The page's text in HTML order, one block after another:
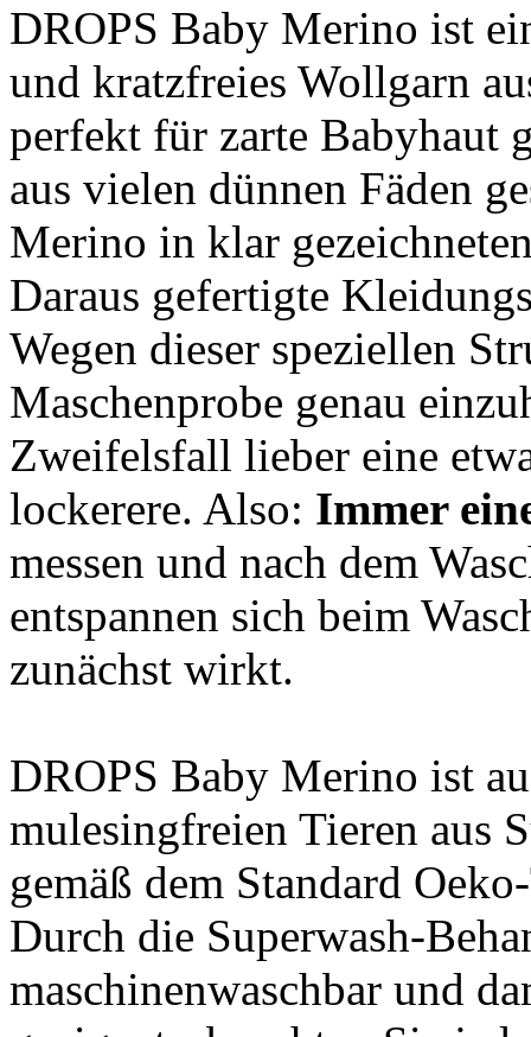
DROPS Baby Merino ist
und kratzfreies Wollgarn
perfekt für zarte Babyhaut
aus vielen dünnen Fäden
Merino in klar
Daraus gefertigte
Wegen dieser speziellen
Maschenprobe genau
Zweifelsfall lieber eine
lockerere. Also: Immer
messen und nach dem
entspannen sich beim
zunächst wirkt.
DROPS Baby Merino ist
mulesingfreien Tieren aus
gemäß dem Standard
Durch die Superwash-
maschinenwaschbar und